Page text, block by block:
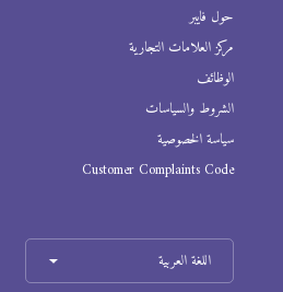
حول فايبر
مركز العلامات التجارية
الوظائف
الشروط والسياسات
سياسة الخصوصية
Customer Complaints Code
اللغة العربية